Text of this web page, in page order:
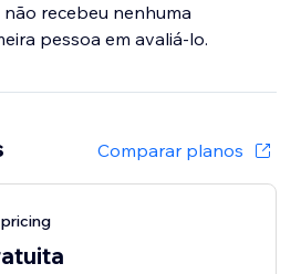
recebeu nenhuma
pessoa em avaliá-lo.
Comparar planos